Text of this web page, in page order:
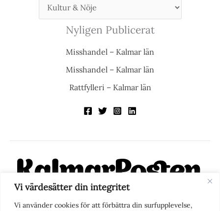
Vi värdesätter din integritet
Vi använder cookies för att förbättra din surfupplevelse,
Nyligen Publicerat
Misshandel – Kalmar län
Misshandel – Kalmar län
Rattfylleri – Kalmar län
KalmarPosten är en modern lokalnyhetstidning på nätet. Med
fokus på Kalmarregionen, men också med blick för det större